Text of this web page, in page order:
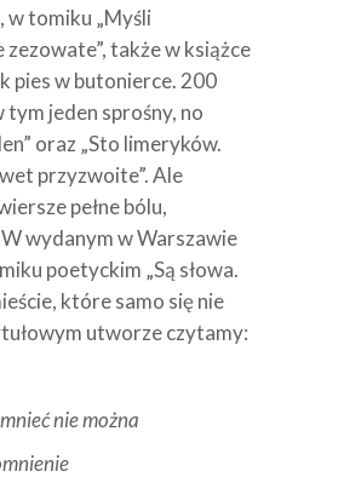
w tomiku „Myśli
także w książce
pies w butonierce. 200
jeden sprośny, no
oraz „Sto limeryków.
przyzwoite”. Ale
pełne bólu,
wydanym w Warszawie
poetyckim „Są słowa.
które samo się nie
utworze czytamy:
nie można